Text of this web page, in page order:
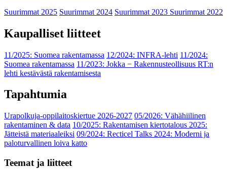
Suurimmat 2025 Suurimmat 2024 Suurimmat 2023 Suurimmat 2022
Kaupalliset liitteet
11/2025: Suomea rakentamassa 12/2024: INFRA-lehti 11/2024:
Suomea rakentamassa 11/2023: Jokka − Rakennusteollisuus RT:n
lehti kestävästä rakentamisesta
Tapahtumia
Urapolkuja-oppilaitoskiertue 2026-2027 05/2026: Vähähiilinen
rakentaminen & data 10/2025: Rakentamisen kiertotalous 2025:
Jätteistä materiaaleiksi 09/2024: Recticel Talks 2024: Moderni ja
paloturvallinen loiva katto
Teemat ja liitteet